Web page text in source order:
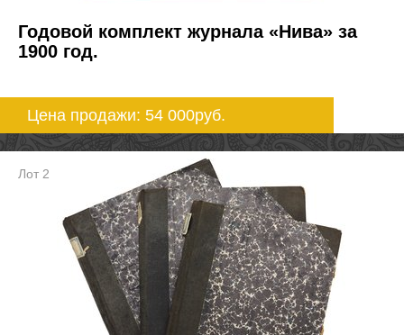
Годовой комплект журнала «Нива» за
1900 год.
Цена продажи: 54 000руб.
Лот 2